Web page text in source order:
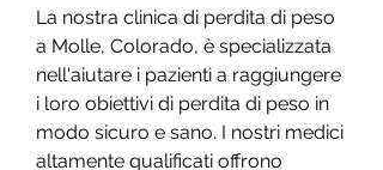
La nostra clinica di perdita di peso
a Molle, Colorado, è specializzata
nell'aiutare i pazienti a raggiungere
i loro obiettivi di perdita di peso in
modo sicuro e sano. I nostri medici
altamente qualificati offrono